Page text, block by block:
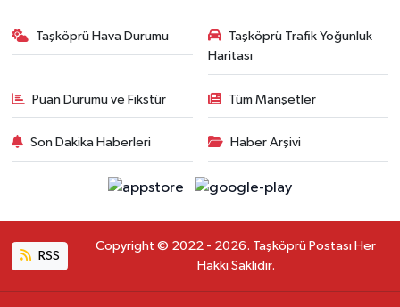
Taşköprü Hava Durumu
Taşköprü Trafik Yoğunluk
Haritası
Puan Durumu ve Fikstür Tüm Manşetler
Son Dakika Haberleri Haber Arşivi
RSS
Copyright © 2022 - 2026. Taşköprü Postası Her
Hakkı Saklıdır.